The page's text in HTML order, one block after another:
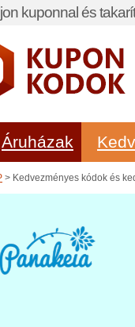
kuponnal és
Áruházak
> Kedvezményes kódok és